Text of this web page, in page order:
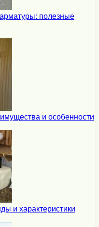
полезные
и особенности
и характеристики